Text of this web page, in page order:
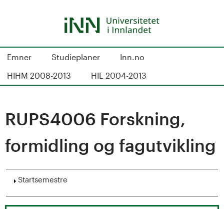
S
d
a
Emner Studieplaner
Inn.no
HIHM 2008-2013
HIL 2004-2013
RUPS4006 Forskning,
formidling og fagutvikling
Vis
Startsemestre